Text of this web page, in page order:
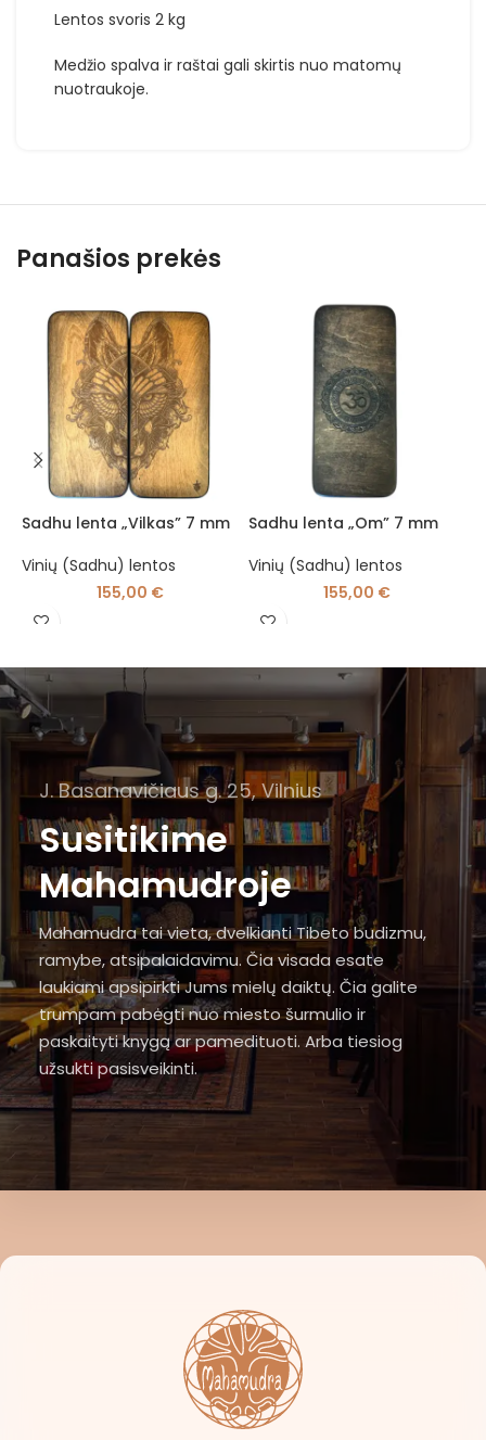
Lentos svoris 2 kg
Medžio spalva ir raštai gali skirtis nuo matomų
nuotraukoje.
Panašios prekės
Sadhu lenta „Vilkas” 7 mm
Vinių (Sadhu) lentos
155,00 €
Sadhu lenta „Om” 7 mm
Vinių (Sadhu) lentos
155,00 €
J. Basanavičiaus g. 25, Vilnius
Susitikime
Mahamudroje
Mahamudra tai vieta, dvelkianti Tibeto budizmu,
ramybe, atsipalaidavimu. Čia visada esate
laukiami apsipirkti Jums mielų daiktų. Čia galite
trumpam pabėgti nuo miesto šurmulio ir
paskaityti knygą ar pamedituoti. Arba tiesiog
užsukti pasisveikinti.